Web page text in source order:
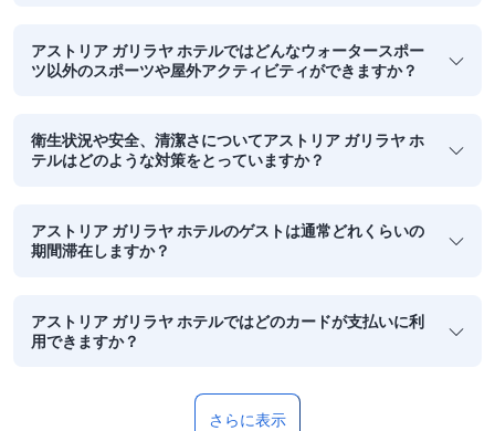
アストリア ガリラヤ ホテルではどんなウォータースポー
ツ以外のスポーツや屋外アクティビティができますか？
衛生状況や安全、清潔さについてアストリア ガリラヤ ホ
テルはどのような対策をとっていますか？
アストリア ガリラヤ ホテルのゲストは通常どれくらいの
期間滞在しますか？
アストリア ガリラヤ ホテルではどのカードが支払いに利
用できますか？
さらに表示